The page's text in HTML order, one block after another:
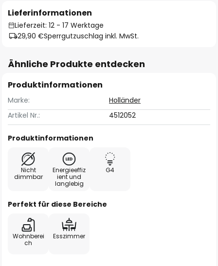
Lieferinformationen
Lieferzeit: 12 - 17 Werktage
29,90 €Sperrgutzuschlag inkl. MwSt.
Ähnliche Produkte entdecken
Produktinformationen
Marke:
Holländer
Artikel Nr.:
4512052
Produktinformationen
Nicht
dimmbar
Energieeffiz
ient und
langlebig
G4
Perfekt für diese Bereiche
Wohnberei
ch
Esszimmer